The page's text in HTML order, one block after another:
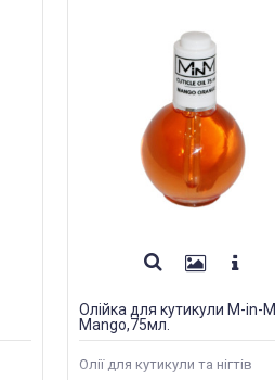
Олійка для кутикули M-in-M
Mango,75мл.
Олії для кутикули та нігтів